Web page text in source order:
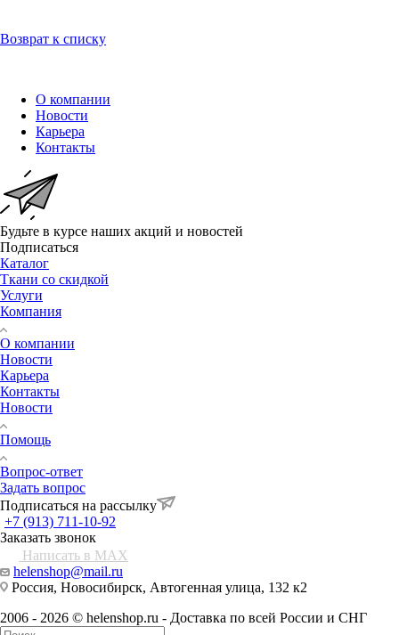
Возврат к списку
О компании
Новости
Карьера
Контакты
Будьте в курсе наших акций и новостей
Подписаться
Каталог
Ткани со скидкой
Услуги
Компания
О компании
Новости
Карьера
Контакты
Новости
Помощь
Вопрос-ответ
Задать вопрос
Подписаться на рассылку
+7 (913) 711-10-92
Заказать звонок
Написать в MAX
helenshop@mail.ru
Россия, Новосибирск, Автогенная улица, 132 к2
2006 - 2026 © helenshop.ru - Доставка по всей России и СНГ